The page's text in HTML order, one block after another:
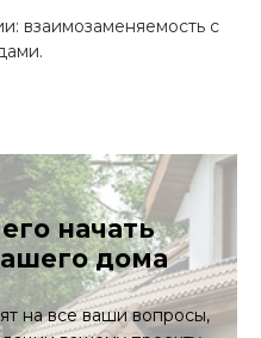
взаимозаменяемость с
начать
дома
на все ваши вопросы,